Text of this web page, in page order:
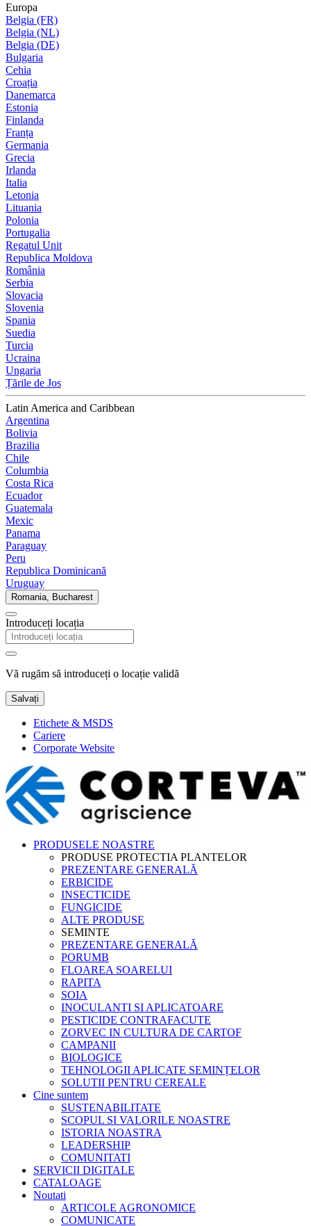
Europa
Belgia (FR)
Belgia (NL)
Belgia (DE)
Bulgaria
Cehia
Croația
Danemarca
Estonia
Finlanda
Franța
Germania
Grecia
Irlanda
Italia
Letonia
Lituania
Polonia
Portugalia
Regatul Unit
Republica Moldova
România
Serbia
Slovacia
Slovenia
Spania
Suedia
Turcia
Ucraina
Ungaria
Țările de Jos
Latin America and Caribbean
Argentina
Bolivia
Brazilia
Chile
Columbia
Costa Rica
Ecuador
Guatemala
Mexic
Panama
Paraguay
Peru
Republica Dominicană
Uruguay
Romania, Bucharest
Introduceți locația
Vă rugăm să introduceți o locație validă
Salvați
Etichete & MSDS
Cariere
Corporate Website
PRODUSELE NOASTRE
PRODUSE PROTECTIA PLANTELOR
PREZENTARE GENERALĂ
ERBICIDE
INSECTICIDE
FUNGICIDE
ALTE PRODUSE
SEMINTE
PREZENTARE GENERALĂ
PORUMB
FLOAREA SOARELUI
RAPITA
SOIA
INOCULANTI SI APLICATOARE
PESTICIDE CONTRAFACUTE
ZORVEC IN CULTURA DE CARTOF
CAMPANII
BIOLOGICE
TEHNOLOGII APLICATE SEMINȚELOR
SOLUTII PENTRU CEREALE
Cine suntem
SUSTENABILITATE
SCOPUL SI VALORILE NOASTRE
ISTORIA NOASTRA
LEADERSHIP
COMUNITATI
SERVICII DIGITALE
CATALOAGE
Noutati
ARTICOLE AGRONOMICE
COMUNICATE